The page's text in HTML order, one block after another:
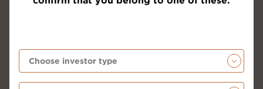
ytterligare 175 baspunkter under resterande del av
året och innebär en prognos för styrräntan på 3,4 % i
slutet av 2022. Tidigare under månaden